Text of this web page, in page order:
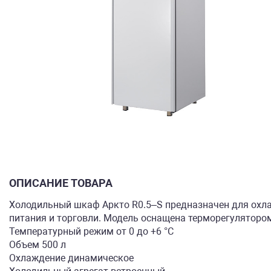
ОПИСАНИЕ ТОВАРА
Холодильный шкаф Аркто R0.5–S предназначен для
питания и торговли. Модель оснащена
Температурный режим от 0 до +6 °C
Объем 500 л
Охлаждение динамическое